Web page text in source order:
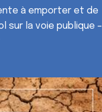
à emporter et de
sur la voie publique –